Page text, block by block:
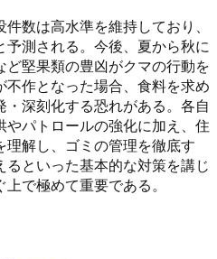
数は高水準を維持しており、
測される。今後、夏から秋に
堅果類の豊凶がクマの行動を
作となった場合、食料を求め
深刻化する恐れがある。各自
パトロールの強化に加え、住
解し、ゴミの管理を徹底す
といった基本的な対策を講じ
で極めて重要である。